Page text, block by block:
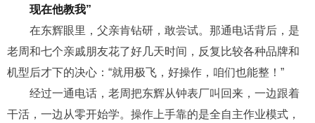
现在他教我”
在东辉眼里，父亲肯钻研，敢尝试。 那通电话背后，是
老周和七个亲戚朋友花了好几天时间，反复比较各种品牌和
机型后才下的决心：“就用极飞， 好操作 ， 咱们也能整 ！ ”
经过一通电话 ，老周把东辉从钟表厂叫回来 ， 一边跟着
干活，一边从零开始学。 操作上手靠的是全自主作业模式，